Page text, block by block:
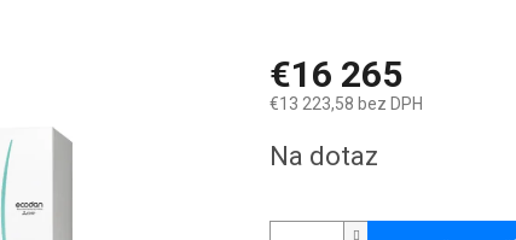
€16 265
€13 223,58 bez DPH
cena:
Na dotaz